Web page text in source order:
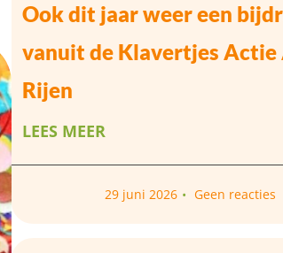
Ook dit jaar weer een
vanuit de Klavertjes Actie
Rijen
LEES MEER
29 juni 2026 Geen reacties